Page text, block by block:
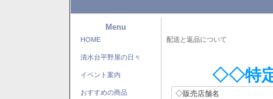
Menu
HOME
清水台平野屋の日々
イベント案内
おすすめの商品
配送と返品について
◇◇特
◇販売店舗名